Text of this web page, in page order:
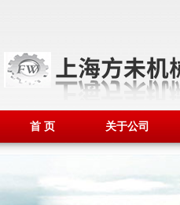
首 页 关于公司